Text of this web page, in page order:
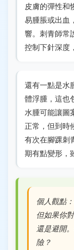
皮膚的彈性和
易腫脹或出血
響。刺青師常
控制下針深度
還有一點是水
體浮腫，這也
水腫可能讓圖
正常，但到時
有次在腳踝刺
期有點變形，
個人觀點
但如果你
還是避開
險？